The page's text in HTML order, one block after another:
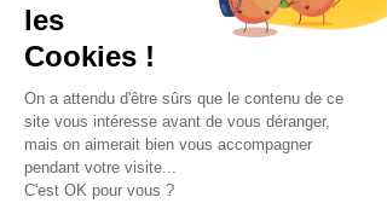
Cependant, il est important de noter
que les coûts initiaux peuvent être
compensés par les bénéfices à long
terme, tels que la réduction de
l’absentéisme, l’augmentation de la
productivité et la rétention des